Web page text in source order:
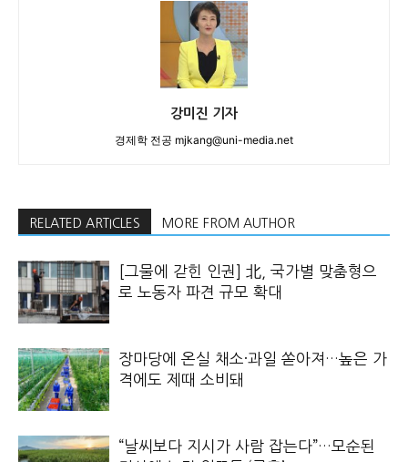
강미진 기자
경제학 전공 mjkang@uni-media.net
RELATED ARTICLES MORE FROM AUTHOR
[그물에 갇힌 인권] 北, 국가별 맞춤형으
로 노동자 파견 규모 확대
장마당에 온실 채소·과일 쏟아져…높은 가
격에도 제때 소비돼
“날씨보다 지시가 사람 잡는다”…모순된